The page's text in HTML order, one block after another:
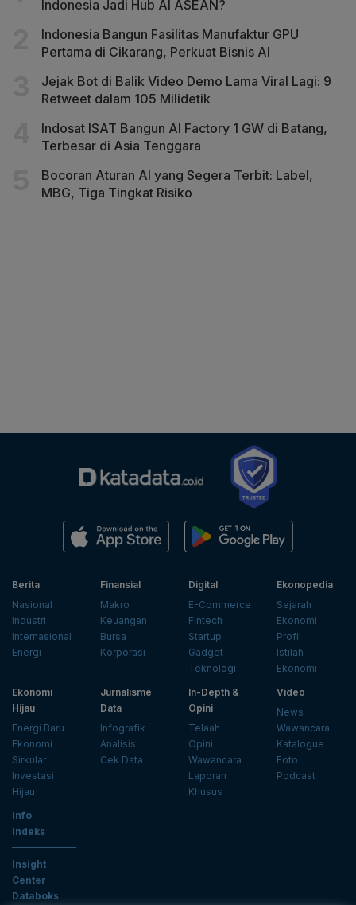
Indonesia Jadi Hub AI ASEAN?
Indonesia Bangun Fasilitas Manufaktur GPU
Pertama di Cikarang, Perkuat Bisnis AI
Jejak Bot di Balik Video Demo Lama Viral Lagi: 9
Retweet dalam 105 Milidetik
Indosat ISAT Bangun AI Factory 1 GW di Batang,
Terbesar di Asia Tenggara
Bocoran Aturan AI yang Segera Terbit: Label,
MBG, Tiga Tingkat Risiko
Berita
Nasional
Industri
Internasional
Energi
Finansial
Makro
Keuangan
Bursa
Korporasi
Digital
E-Commerce
Fintech
Startup
Gadget
Teknologi
Ekonopedia
Sejarah
Ekonomi
Profil
Istilah
Ekonomi
Ekonomi
Hijau
Energi Baru
Ekonomi
Sirkular
Investasi
Hijau
Jurnalisme
Data
Infografik
Analisis
Cek Data
In-Depth &
Opini
Telaah
Opini
Wawancara
Laporan
Khusus
Video
News
Wawancara
Katalogue
Foto
Podcast
Info
Indeks
Insight
Center
Databoks